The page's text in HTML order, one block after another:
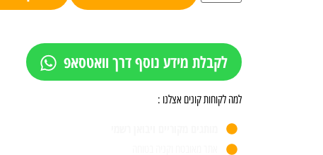
לקבלת מידע נוסף דרך וואטסאפ
למה לקוחות קונים אצלנו :